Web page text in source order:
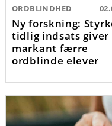
ORDBLINDHED
Ny forskning:
tidlig indsats giver
markant færre
ordblinde elever